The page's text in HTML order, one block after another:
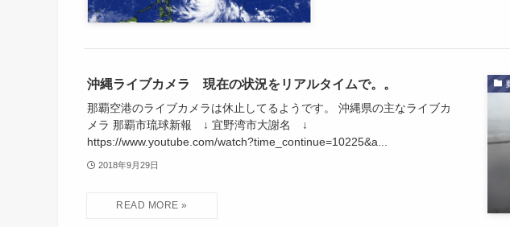
沖縄ライブカメラ 現在の状況をリアルタイムで。。
那覇空港のライブカメラは休止してるようです。 沖縄県の主なライブカ
メラ 那覇市琉球新報 ↓ 宜野湾市大謝名 ↓
https://www.youtube.com/watch?time_continue=10225&a...
2018年9月29日